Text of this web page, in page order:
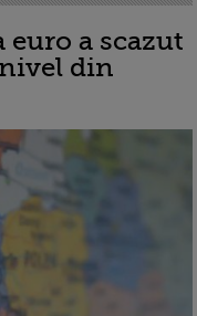
a scazut
nivel din